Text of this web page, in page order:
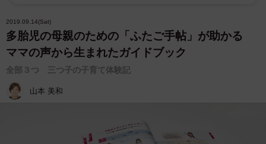
2019.09.14(Sat)
多胎児の母親のための「ふたご手帖」が助かる
ママの声から生まれたガイドブック
全部３つ 三つ子の子育て体験記
山本 美和